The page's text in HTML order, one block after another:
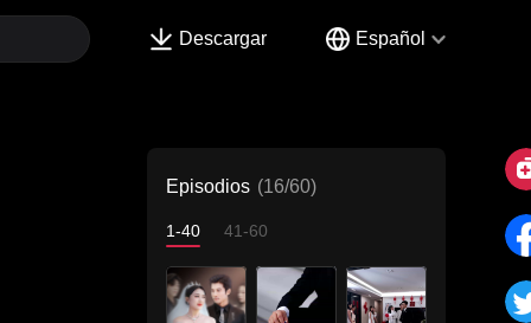
Descargar Español
Episodios (16/60)
1-40 41-60